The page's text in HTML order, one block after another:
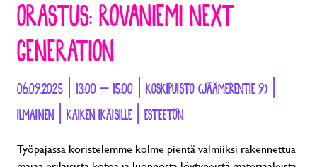
ORASTUS: ROVANIEMI NEXT
GENERATION
06.09.2025 | 13:00 – 15:00 | KOSKIPUISTO (JÄÄMERENTIE 9) |
ILMAINEN | KAIKEN IKÄISILLE | ESTEETÖN
Työpajassa koristelemme kolme pientä valmiiksi rakennettua